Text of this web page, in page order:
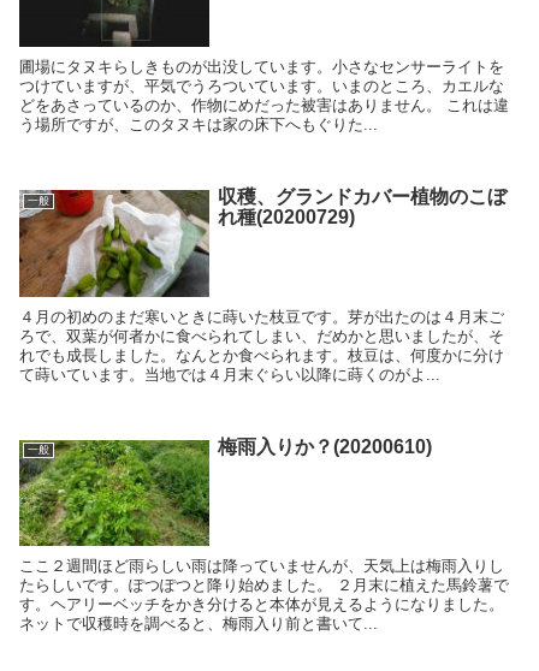
圃場にタヌキらしきものが出没しています。小さなセンサーライトを
つけていますが、平気でうろついています。いまのところ、カエルな
どをあさっているのか、作物にめだった被害はありません。 これは違
う場所ですが、このタヌキは家の床下へもぐりた...
一般
収穫、グランドカバー植物のこぼ
れ種(20200729)
４月の初めのまだ寒いときに蒔いた枝豆です。芽が出たのは４月末ご
ろで、双葉が何者かに食べられてしまい、だめかと思いましたが、そ
れでも成長しました。なんとか食べられます。枝豆は、何度かに分け
て蒔いています。当地では４月末ぐらい以降に蒔くのがよ...
一般 梅雨入りか？(20200610)
ここ２週間ほど雨らしい雨は降っていませんが、天気上は梅雨入りし
たらしいです。ぽつぽつと降り始めました。 ２月末に植えた馬鈴薯で
す。ヘアリーベッチをかき分けると本体が見えるようになりました。
ネットで収穫時を調べると、梅雨入り前と書いて...